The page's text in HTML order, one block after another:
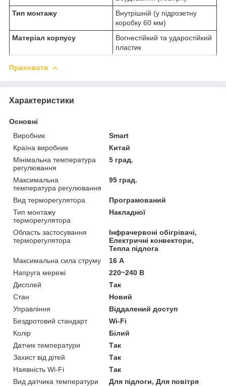
Тип монтажу
Внутрішній (у підрозетну
коробку 60 мм)
Матеріал корпусу
Вогнестійкий та ударостійкий
пластик
Приховати
Характеристики
Основні
Виробник
Smart
Країна виробник
Китай
Мінімальна температура
регулювання
5 град.
Максимальна
температура регулювання
95 град.
Вид терморегулятора
Програмований
Тип монтажу
терморегулятора
Накладної
Область застосування
терморегулятора
Інфрачервоні обігрівачі,
Електричні конвектори,
Тепла підлога
Максимальна сила струму
16 А
Напруга мережі
220~240 В
Дисплей
Так
Стан
Новий
Управління
Віддалений доступ
Бездротовий стандарт
Wi-Fi
Колір
Білий
Датчик температури
Так
Захист від дітей
Так
Наявність Wi-Fi
Так
Вид датчика температури
Для підлоги, Для повітря